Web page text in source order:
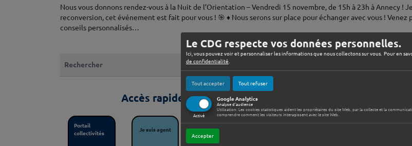
Le CDG respecte vos données personnelles.
Ici, vous pouvez voir et personnaliser les informations que nous collectons sur vous. Pour en
de confidentialité
Tout accepter Tout refuser
Google Analytics
Activé
Analyse d'audience
Utilisation: Les cookies statistiques aident les propriétaires du site Web, par la collecte et la
comprendre comment les visiteurs interagissent avec le site Web.
Accepter
Nous vous donnons rendez-vous à la Nuit de l’Orientation – Vendredi 15 novembre, de 15h à 23h à Annecy !
reconversion, cet événement est fait pour vous ! 🎯 ♦ Nous serons sur place pour échanger avec vous ! Venez
conseils personnalisés…
Accès rapides
Portail
collectivités
Je suis agent AGIRHE